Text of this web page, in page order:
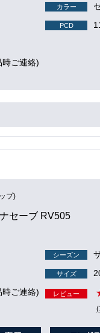
カラー
PCD
ご連絡)
プ)
セーブ RV505
シーズン
サイズ
ご連絡) レビュー